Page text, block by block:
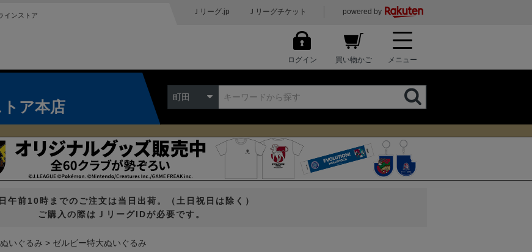
インストア Ｊリーグ.jp Ｊリーグチケット powered by
ログイン 買い物かご メニュー
ア本店
町田
午前10時までのご注文は当日出荷。（土日祝日は除く）
ご購入の際はＪリーグIDが必要です。
ぬいぐるみ ゼルビー特大ぬいぐるみ